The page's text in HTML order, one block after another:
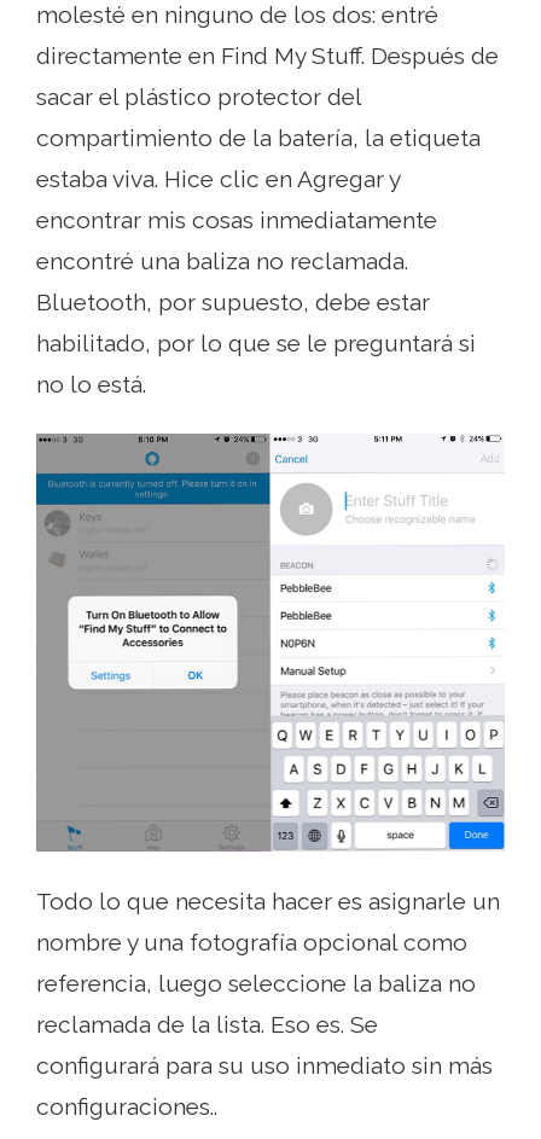
molesté en ninguno de los dos: entré
directamente en Find My Stuff. Después de
sacar el plástico protector del
compartimiento de la batería, la etiqueta
estaba viva. Hice clic en Agregar y
encontrar mis cosas inmediatamente
encontré una baliza no reclamada.
Bluetooth, por supuesto, debe estar
habilitado, por lo que se le preguntará si
no lo está.
Todo lo que necesita hacer es asignarle un
nombre y una fotografía opcional como
referencia, luego seleccione la baliza no
reclamada de la lista. Eso es. Se
configurará para su uso inmediato sin más
configuraciones..